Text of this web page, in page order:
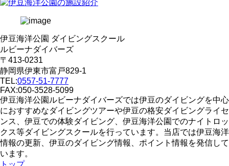
伊豆海洋公園 ダイビングスクール
ルビーナダイバーズ
〒413-0231
静岡県伊東市富戸829-1
TEL:0557-51-7777
FAX:050-3528-5099
伊豆海洋公園ルビーナダイバーズでは伊豆のダイビングを中心
におすすめなダイビングツアーや伊豆の格安ダイビングライセ
ンス、伊豆での体験ダイビング、伊豆海洋公園でのナイトロッ
クス等ダイビングスクールを行っています。当店では伊豆海洋
情報の更新、伊豆のダイビング情報、ポイント情報を発信して
います。